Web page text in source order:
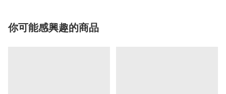
你可能感興趣的商品